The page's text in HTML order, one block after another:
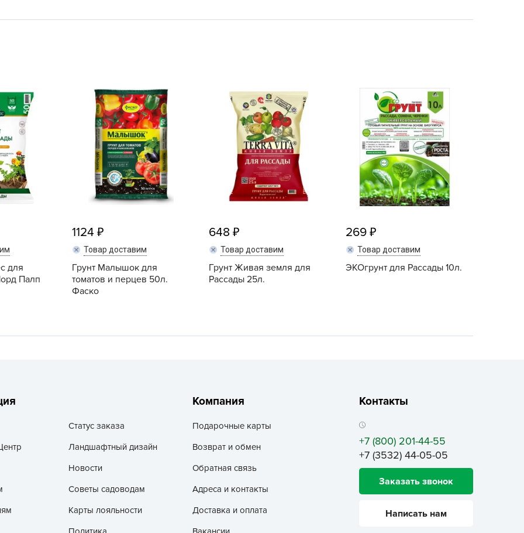
Palisad
Raco
Rehau
Robin Green
Rubit
Santino
VALBRENTA CHEMICALS
АГРОЭЛИТА
АЭЛИТА
Аяском
байкал
для
Палп
1124
Товар доставим
Грунт Малышок для
томатов и перцев 50л.
Фаско
648
Товар доставим
Грунт Живая земля для
Рассады 25л.
269
Товар доставим
ЭКОгрунт для Рассады 10л.
Статус заказа
Ландшафтный дизайн
Новости
Советы садоводам
Карты лояльности
Компания
Подарочные карты
Возврат и обмен
Обратная связь
Адреса и контакты
Доставка и оплата
Контакты
+7 (800) 201-44-55
+7 (3532) 44-05-05
Заказать звонок
Написать нам